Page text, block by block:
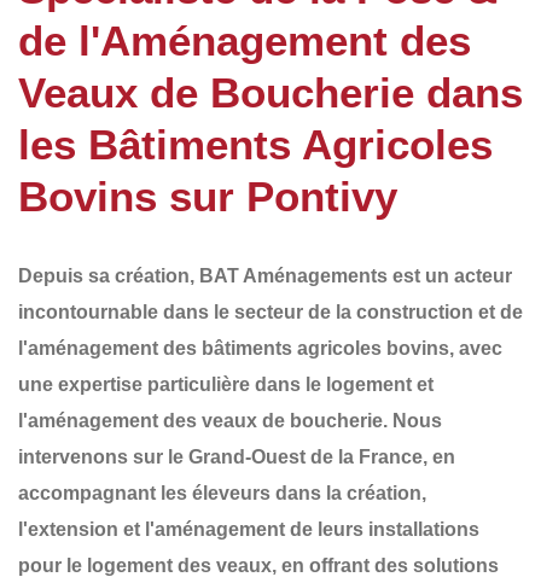
de l'Aménagement des
Veaux de Boucherie dans
les Bâtiments Agricoles
Bovins sur Pontivy
Depuis sa création, BAT Aménagements est un acteur
incontournable dans le secteur de la construction et de
l'aménagement des bâtiments agricoles bovins, avec
une expertise particulière dans le logement et
l'aménagement des veaux de boucherie. Nous
intervenons sur le Grand-Ouest de la France, en
accompagnant les éleveurs dans la création,
l'extension et l'aménagement de leurs installations
pour le logement des veaux, en offrant des solutions